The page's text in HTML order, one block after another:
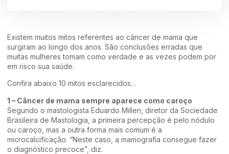
Existem muitos mitos referentes ao câncer de mama que
surgiram ao longo dos anos. São conclusões erradas que
muitas mulheres tomam como verdade e as vezes podem por
em risco sua saúde.
Confira abaixo 10 mitos esclarecidos…
1 – Câncer de mama sempre aparece como caroço
Segundo o mastologista Eduardo Millen, diretor da Sociedade
Brasileira de Mastologia, a primeira percepção é pelo nódulo
ou caroço, mas a outra forma mais comum é a
microcalcificação. “Neste caso, a mamografia consegue fazer
o diagnóstico precoce”, diz.